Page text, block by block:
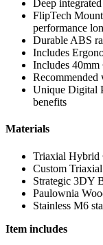
Deep
FlipTech
performance
Durable ABS
Includes
Includes 40mm
Unique Digital
benefits
Materials
Triaxial Hybrid
Custom
Strategic 3DY
Paulownia
Stainless M6
Item includes